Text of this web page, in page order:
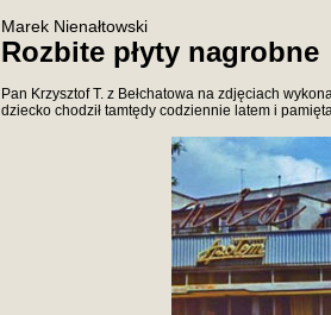
Marek Nienałtowski
Rozbite płyty nagrobne
Pan Krzysztof T. z Bełchatowa na zdjęciach
dziecko chodził tamtędy codziennie latem i